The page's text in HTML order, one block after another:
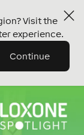
Visit the
experience.
Continue